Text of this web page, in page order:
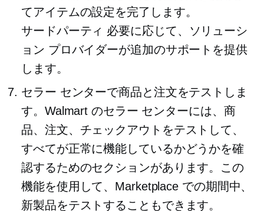
てアイテムの設定を完了します。
サードパーティ 必要に応じて、ソリューシ
ョン プロバイダーが追加のサポートを提供
します。
セラー センターで商品と注文をテストしま
す。Walmart のセラー センターには、商
品、注文、チェックアウトをテストして、
すべてが正常に機能しているかどうかを確
認するためのセクションがあります。この
機能を使用して、Marketplace での期間中、
新製品をテストすることもできます。